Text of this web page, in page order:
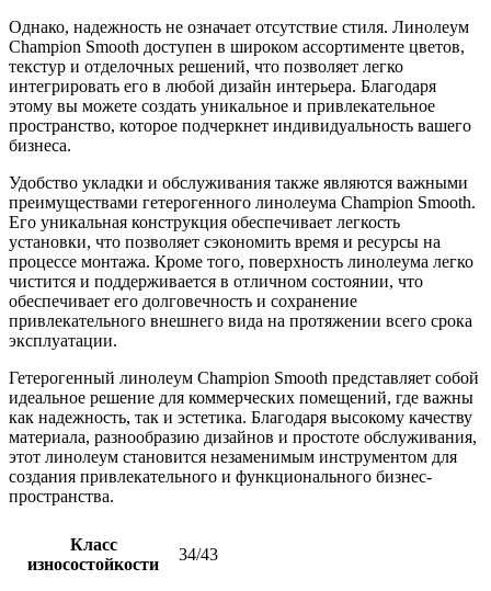
Однако, надежность не означает отсутствие стиля. Линолеум
Champion Smooth доступен в широком ассортименте цветов,
текстур и отделочных решений, что позволяет легко
интегрировать его в любой дизайн интерьера. Благодаря
этому вы можете создать уникальное и привлекательное
пространство, которое подчеркнет индивидуальность вашего
бизнеса.
Удобство укладки и обслуживания также являются важными
преимуществами гетерогенного линолеума Champion Smooth.
Его уникальная конструкция обеспечивает легкость
установки, что позволяет сэкономить время и ресурсы на
процессе монтажа. Кроме того, поверхность линолеума легко
чистится и поддерживается в отличном состоянии, что
обеспечивает его долговечность и сохранение
привлекательного внешнего вида на протяжении всего срока
эксплуатации.
Гетерогенный линолеум Champion Smooth представляет собой
идеальное решение для коммерческих помещений, где важны
как надежность, так и эстетика. Благодаря высокому качеству
материала, разнообразию дизайнов и простоте обслуживания,
этот линолеум становится незаменимым инструментом для
создания привлекательного и функционального бизнес-
пространства.
Класс
износостойкости
34/43